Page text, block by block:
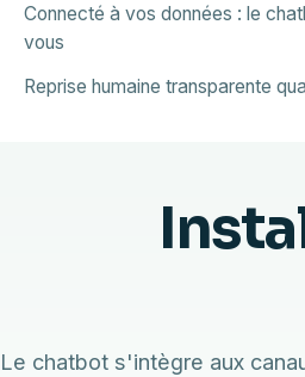
Connecté à vos données : le
vous
Reprise humaine transparente
Le chatbot s'intègre aux